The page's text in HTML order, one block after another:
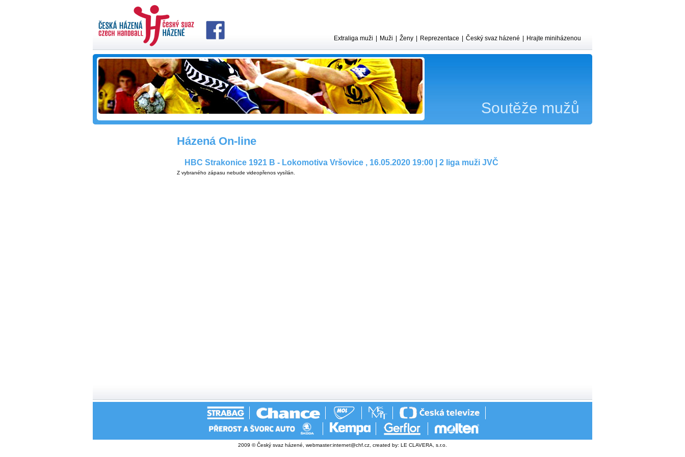
Soutěže mužů
Extraliga muži Muži Ženy Reprezentace Český svaz házené Hrajte miniházenou
Házená On-line
HBC Strakonice 1921 B - Lokomotiva Vršovice , 16.05.2020 19:00 | 2 liga muži JVČ
Z vybraného zápasu nebude videopřenos vysílán.
2009 © Český svaz házené, webmaster:internet@chf.cz , created by: LE CLAVERA, s.r.o.